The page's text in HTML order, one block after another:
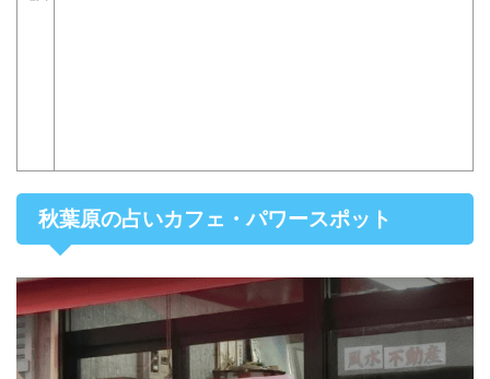
秋葉原の占いカフェ・パワースポット